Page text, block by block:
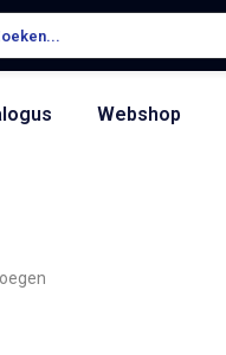
Webshop